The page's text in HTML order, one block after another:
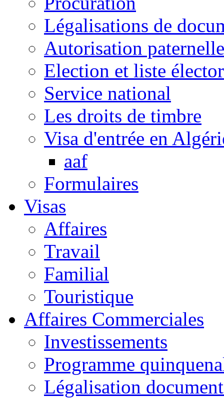
Légalisations de
Autorisation paternelle
Election et liste
Service national
Les droits de timbre
Visa d'entrée en
aaf
Formulaires
Visas
Affaires
Travail
Familial
Touristique
Affaires Commerciales
Investissements
Programme
Légalisation